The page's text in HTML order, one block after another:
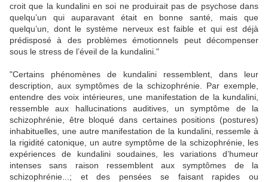
croit que la kundalini en soi ne produirait pas de psychose dans
quelqu’un qui auparavant était en bonne santé, mais que
quelqu’un, dont le système nerveux est faible et qui est déjà
prédisposé à des problèmes émotionnels peut décompenser
sous le stress de l’éveil de la kundalini."
"Certains phénomènes de kundalini ressemblent, dans leur
description, aux symptômes de la schizophrénie. Par exemple,
entendre des voix intérieures, une manifestation de la kundalini,
ressemble aux hallucinations auditives, un symptôme de la
schizophrénie, être bloqué dans certaines positions (postures)
inhabituelles, une autre manifestation de la kundalini, ressemle à
la rigidité catonique, un autre symptôme de la schizophrénie, les
expériences de kundalini soudaines, les variations d’humeur
intenses sans raison ressemblent aux symptômes de la
schizophrénie...; et des pensées se faisant rapides ou